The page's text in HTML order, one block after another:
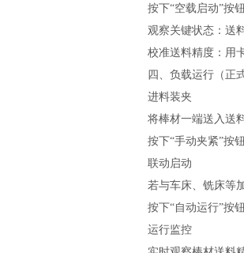
按下“空载启动”按
观察关键状态：送
校准送料精度：用
四、负载运行（正
进料装夹
将棒材一端送入送
按下“手动夹紧”按
联动启动
若与车床、铣床等
按下“自动运行”
运行监控